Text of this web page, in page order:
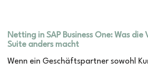
Netting in SAP Business One: Was die
Suite anders macht
Wenn ein Geschäftspartner sowohl